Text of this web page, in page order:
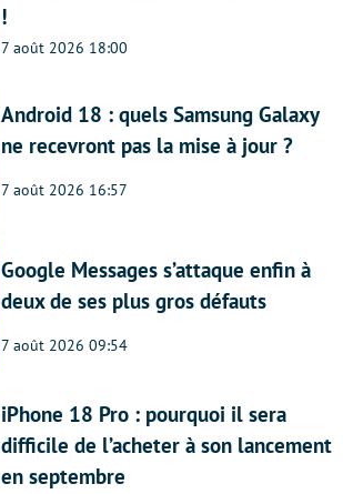
!
7 août 2026 18:00
Android 18 : quels Samsung Galaxy
ne recevront pas la mise à jour ?
7 août 2026 16:57
Google Messages s’attaque enfin à
deux de ses plus gros défauts
7 août 2026 09:54
iPhone 18 Pro : pourquoi il sera
difficile de l’acheter à son lancement
en septembre